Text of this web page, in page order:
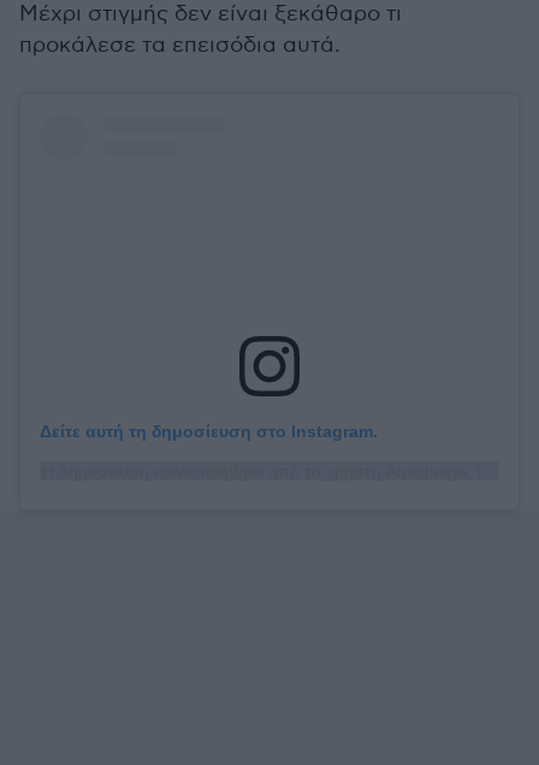
Μέχρι στιγμής δεν είναι ξεκάθαρο τι
προκάλεσε τα επεισόδια αυτά.
Δείτε αυτή τη δημοσίευση στο Instagram.